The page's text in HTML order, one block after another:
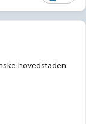
hovedstaden.